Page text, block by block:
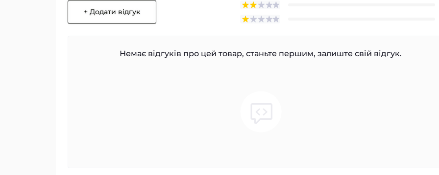
+ Додати відгук
Немає відгуків про цей товар, станьте першим, залиште свій відгук.